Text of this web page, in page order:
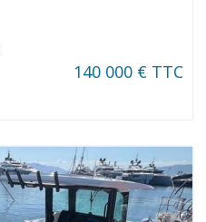
140 000 € TTC